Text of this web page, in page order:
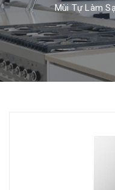
Mùi Tự Làm